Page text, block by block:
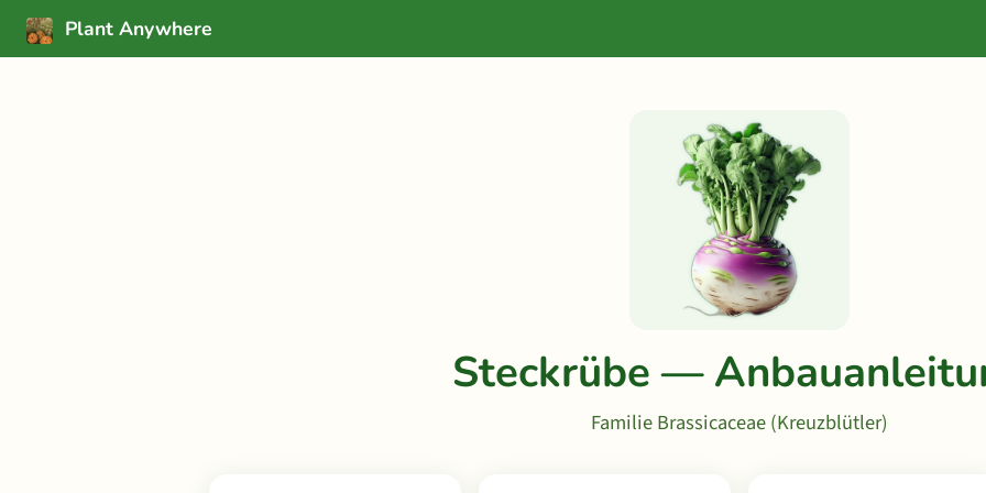
Plant Anywhere
Steckrübe —
Familie Brassicaceae (Kreuzblütler)